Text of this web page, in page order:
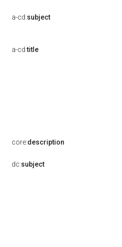
a-cd:subject
a-cd:title
core:description
dc:subject